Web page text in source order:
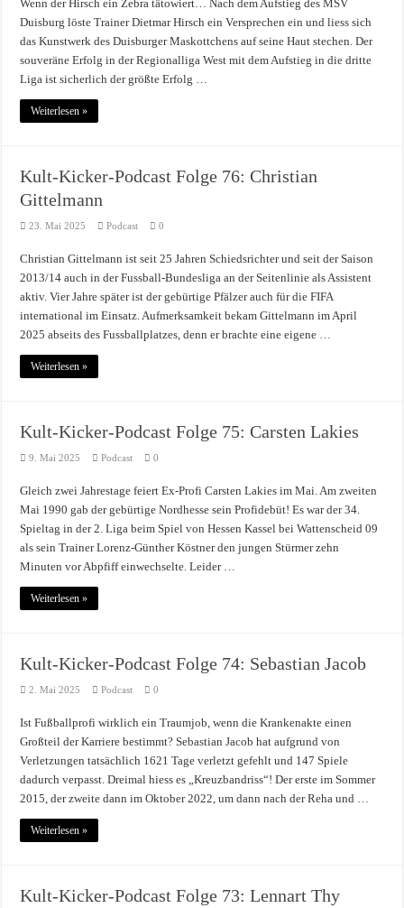
Wenn der Hirsch ein Zebra tätowiert… Nach dem Aufstieg des MSV
Duisburg löste Trainer Dietmar Hirsch ein Versprechen ein und liess sich
das Kunstwerk des Duisburger Maskottchens auf seine Haut stechen. Der
souveräne Erfolg in der Regionalliga West mit dem Aufstieg in die dritte
Liga ist sicherlich der größte Erfolg …
Weiterlesen »
Kult-Kicker-Podcast Folge 76: Christian
Gittelmann
23. Mai 2025 Podcast 0
Christian Gittelmann ist seit 25 Jahren Schiedsrichter und seit der Saison
2013/14 auch in der Fussball-Bundesliga an der Seitenlinie als Assistent
aktiv. Vier Jahre später ist der gebürtige Pfälzer auch für die FIFA
international im Einsatz. Aufmerksamkeit bekam Gittelmann im April
2025 abseits des Fussballplatzes, denn er brachte eine eigene …
Weiterlesen »
Kult-Kicker-Podcast Folge 75: Carsten Lakies
9. Mai 2025 Podcast 0
Gleich zwei Jahrestage feiert Ex-Profi Carsten Lakies im Mai. Am zweiten
Mai 1990 gab der gebürtige Nordhesse sein Profidebüt! Es war der 34.
Spieltag in der 2. Liga beim Spiel von Hessen Kassel bei Wattenscheid 09
als sein Trainer Lorenz-Günther Köstner den jungen Stürmer zehn
Minuten vor Abpfiff einwechselte. Leider …
Weiterlesen »
Kult-Kicker-Podcast Folge 74: Sebastian Jacob
2. Mai 2025 Podcast 0
Ist Fußballprofi wirklich ein Traumjob, wenn die Krankenakte einen
Großteil der Karriere bestimmt? Sebastian Jacob hat aufgrund von
Verletzungen tatsächlich 1621 Tage verletzt gefehlt und 147 Spiele
dadurch verpasst. Dreimal hiess es „Kreuzbandriss“! Der erste im Sommer
2015, der zweite dann im Oktober 2022, um dann nach der Reha und …
Weiterlesen »
Kult-Kicker-Podcast Folge 73: Lennart Thy